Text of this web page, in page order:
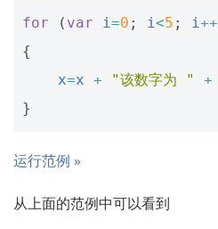
for ( var i=0 ; i<5 ; i++
{
x=x + "该数字为 " +
}
运行范例 »
从上面的范例中可以看到